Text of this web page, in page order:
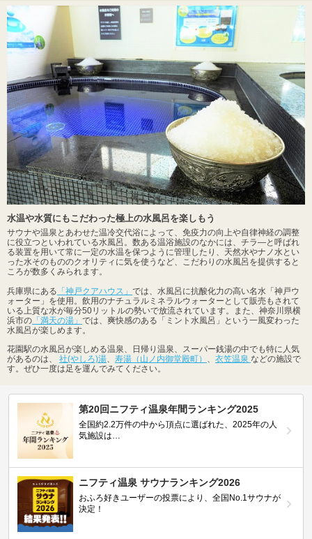
水温や水質にもこだわった極上の水風呂を楽しもう
サウナや温泉とあわせた温冷交代浴によって、免疫力の向上や自律神経の調整
に役立つといわれている水風呂。数ある温浴施設のなかには、チラ―と呼ばれ
る装置を用いて常に一定の水温を保つように管理したり、天然水やナノ水とい
った水そのもののクオリティに気を使うなど、こだわりの水風呂を提供すると
ころが数多くみられます。
兵庫県にある 「神戸クアハウス」 では、水風呂に抗酸化力の高い名水「神戸ウ
ォーター」を使用。飲用のナチュラルミネラルウォーターとして販売もされて
いる上質な水が毎分50リットルの勢いで放流されています。また、神奈川県横
浜市の 「満天の湯」 では、爽快感のある「ミント水風呂」という一風変わった
水風呂が楽しめます。
花園駅の水風呂が楽しめる温泉、日帰り温泉、スーパー銭湯の中でも特に人気
があるのは、 社(やしろ)湯 寿湯（山ノ内御堂殿町） 衣笠温泉 などの施設で
す。ぜひ一度は足を運んでみてください。
第20回ニフティ温泉年間ランキング2025
全国約2.2万件の中から頂点に選ばれた、2025年の人
気施設は…
ニフティ温泉 サウナランキング2026
おふろ好きユーザーの投票により、全国No.1サウナが
決定！